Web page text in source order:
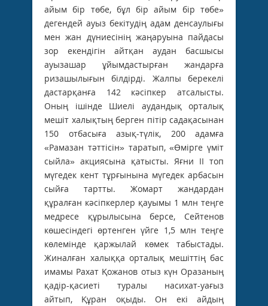
айым бір төбе, бұл бір айым бір төбе»
дегендей ауыз бекітудің адам денсаулығы
мен жан дүниесінің жаңаруына пайдасы
зор екендігін айтқан аудан басшысы
ауызашар ұйымдастырған жандарға
ризашылығын білдірді. Жалпы берекелі
дастарқанға 142 кәсіпкер атсалысты.
Оның ішінде Шиелі аудандық орталық
мешіт халықтың берген пітір садақасынан
150 отбасыға азық-түлік, 200 адамға
«Рамазан тәттісін» таратып, «Өмірге үміт
сыйла» акциясына қатысты. Яғни ІІ топ
мүгедек кент тұрғынына мүгедек арбасын
сыйға тартты. Жомарт жандардан
құралған кәсіпкерлер қауымы 1 млн теңге
­медресе құрылысына берсе, ­Сейтенов
көшесіндегі өртенген үйге 1,5 млн теңге
көлемінде қаржылай көмек табыстады.
Жиналған халыққа орталық мешіттің бас
имамы Рахат Қожанов отыз күн Оразаның
қадір-қасиеті туралы насихат-уағыз
айтып, Құран оқыды. Он екі айдың